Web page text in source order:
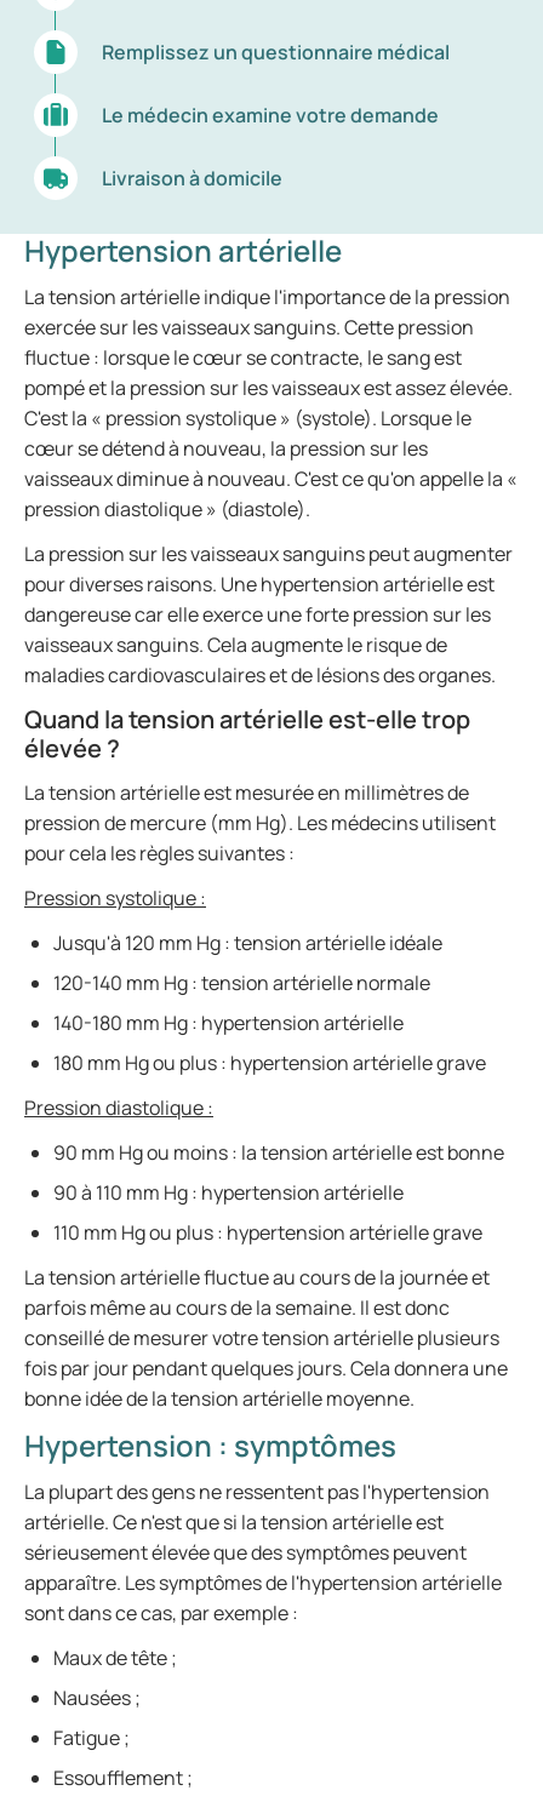
Remplissez un questionnaire médical
Le médecin examine votre demande
Livraison à domicile
Hypertension artérielle
La tension artérielle indique l'importance de la pression
exercée sur les vaisseaux sanguins. Cette pression
fluctue : lorsque le cœur se contracte, le sang est
pompé et la pression sur les vaisseaux est assez élevée.
C'est la « pression systolique » (systole). Lorsque le
cœur se détend à nouveau, la pression sur les
vaisseaux diminue à nouveau. C'est ce qu'on appelle la «
pression diastolique » (diastole).
La pression sur les vaisseaux sanguins peut augmenter
pour diverses raisons. Une hypertension artérielle est
dangereuse car elle exerce une forte pression sur les
vaisseaux sanguins. Cela augmente le risque de
maladies cardiovasculaires et de lésions des organes.
Quand la tension artérielle est-elle trop
élevée ?
La tension artérielle est mesurée en millimètres de
pression de mercure (mm Hg). Les médecins utilisent
pour cela les règles suivantes :
Pression systolique :
Jusqu'à 120 mm Hg : tension artérielle idéale
120-140 mm Hg : tension artérielle normale
140-180 mm Hg : hypertension artérielle
180 mm Hg ou plus : hypertension artérielle grave
Pression diastolique :
90 mm Hg ou moins : la tension artérielle est bonne
90 à 110 mm Hg : hypertension artérielle
110 mm Hg ou plus : hypertension artérielle grave
La tension artérielle fluctue au cours de la journée et
parfois même au cours de la semaine. Il est donc
conseillé de mesurer votre tension artérielle plusieurs
fois par jour pendant quelques jours. Cela donnera une
bonne idée de la tension artérielle moyenne.
Hypertension : symptômes
La plupart des gens ne ressentent pas l'hypertension
artérielle. Ce n'est que si la tension artérielle est
sérieusement élevée que des symptômes peuvent
apparaître. Les symptômes de l'hypertension artérielle
sont dans ce cas, par exemple :
Maux de tête ;
Nausées ;
Fatigue ;
Essoufflement ;